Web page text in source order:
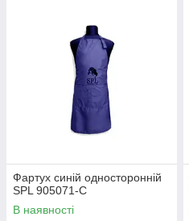
Фартух синій односторонній
SPL 905071-C
В наявності